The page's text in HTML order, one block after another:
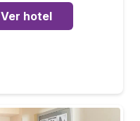
Ver hotel